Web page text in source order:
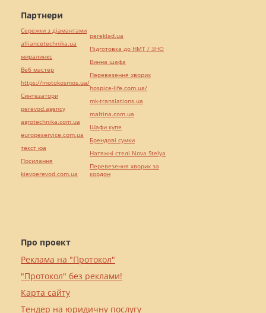
Про проект
Реклама на "Протокол"
"Протокол" без реклами!
Карта сайту
Тендер на юридичну послугу
Партнери
Сережки з діамантами
alliancetechnika.ua
миралинкс
Веб мастер
https://motokosmos.ua/
Синтезатори
perevod.agency
agrotechnika.com.ua
europeservice.com.ua
текст юа
Посилання
kievperevod.com.ua
pereklad.ua
Підготовка до НМТ / ЗНО
Винна шафа
Перевезення хворих
hospice-life.com.ua/
mk-translations.ua
maltina.com.ua
Шафи купе
Брендові сумки
Натяжні стелі Nova Stelya
Перевезення хворих за
кордон